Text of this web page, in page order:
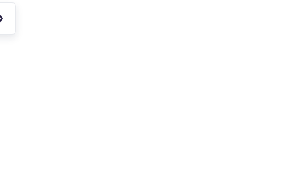
Tank Wireless 580 (A4,
12/5 ppm, USB, Wi-Fi,
BT, Print, Scan, Copy)